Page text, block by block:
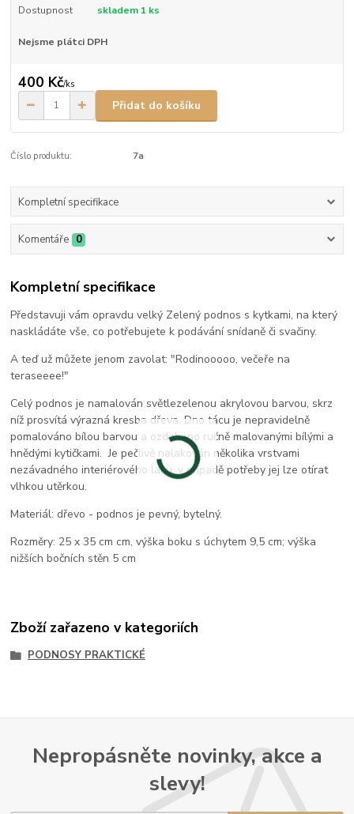
Dostupnost skladem 1 ks
Nejsme plátci DPH
400 Kč/ks
Přidat do košíku
Číslo produktu: 7a
Kompletní specifikace
Komentáře 0
Kompletní specifikace
Představuji vám opravdu velký Zelený podnos s kytkami, na který
naskládáte vše, co potřebujete k podávání snídaně či svačiny.
A teď už můžete jenom zavolat: "Rodinooooo, večeře na
teraseeee!"
Celý podnos je namalován světlezelenou akrylovou barvou, skrz
níž prosvítá výrazná kresba dřeva. Dno tácu je nepravidelně
pomalováno bílou barvou a ozdobeno ručně malovanými bílými a
hnědými kytičkami. Je pečlivě nalakován několika vrstvami
nezávadného interiérového laku, v případě potřeby jej lze otírat
vlhkou utěrkou.
Materiál: dřevo - podnos je pevný, bytelný.
Rozměry: 25 x 35 cm cm, výška boku s úchytem 9,5 cm; výška
nižších bočních stěn 5 cm
Zboží zařazeno v kategoriích
PODNOSY PRAKTICKÉ
Nepropásněte novinky, akce a
slevy!